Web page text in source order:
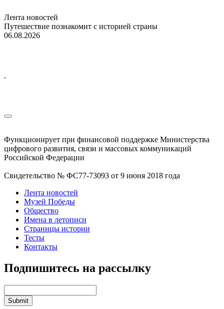
Лента новостей
Путешествие познакомит с историей страны
06.08.2026
Функционирует при финансовой поддержке Министерства
цифрового развития, связи и массовых коммуникаций
Российской Федерации
Свидетельство № ФС77-73093 от 9 июня 2018 года
Лента новостей
Музей Победы
Общество
Имена в летописи
Страницы истории
Тесты
Контакты
Подпишитесь на рассылку